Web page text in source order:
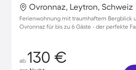
Ovronnaz, Leytron, Schweiz
Ferienwohnung mit traumhaftem Bergblick
Ovronnaz für bis zu 6 Gäste - der perfekte
ab 130 €